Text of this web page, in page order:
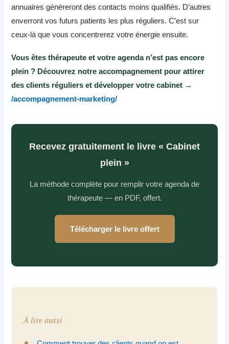
annuaires généreront des contacts moins qualifiés. D’autres
enverront vos futurs patients les plus réguliers. C’est sur
ceux-là que vous concentrerez votre énergie ensuite.
Vous êtes thérapeute et votre agenda n’est pas encore
plein ? Découvrez notre accompagnement pour attirer
des clients réguliers et développer votre cabinet →
/accompagnement-marketing/
Recevez gratuitement le livre « Cabinet
plein »
La méthode complète pour remplir votre agenda de
thérapeute — en PDF, offert.
Télécharger le livre offert
À lire aussi